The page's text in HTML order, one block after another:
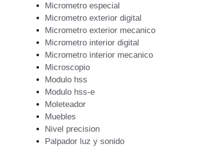
Micrometro especial
Micrometro exterior digital
Micrometro exterior mecanico
Micrometro interior digital
Micrometro interior mecanico
Microscopio
Modulo hss
Modulo hss-e
Moleteador
Muebles
Nivel precision
Palpador luz y sonido